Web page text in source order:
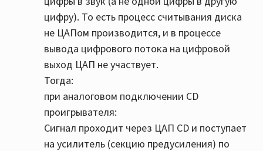
ОлЮнидИзЛав хорошо написал, но почему так
происходит (если действительно так) для
меня неочевидно. Сигнал (что по аналогу, что
по цифре) попадает на ЦАП усилителя и с
вероятностью 100% также обрабатывается
ЦАПом самого плеера ибо это не транспорт, а
плеер.
Чисто практически разница между аналогом и
toslink есть и её слышно на моей аппаратуре.
цифру). То есть процесс считывания диска
не ЦАПом производится, и в процессе
вывода цифрового потока на цифровой
выход ЦАП не участвует.
Тогда:
при аналоговом подключении CD
проигрывателя:
Сигнал проходит через ЦАП CD и поступает
на усилитель (секцию предусиления) по